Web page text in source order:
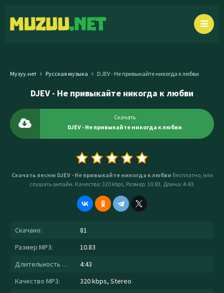
Музуу.нет Русская музыка DJEV - Не привыкайте никогда к любви
DJEV - Не привыкайте никогда к любви
Скачать
DJEV - Не привыкайте никогда к любви
Скачать песню DJEV - Не привыкайте никогда к любви бесплатно, или
слушать онлайн. Качество: 320 kbps, Размер: 10.83, Длина: 4:43.
Скачано:
81
Размер MP3:
10.83
Длительность MP3:
4:43
Качество MP3:
320 kbps, Stereo